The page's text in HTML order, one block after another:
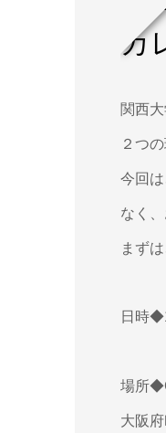
カ
関西
２つ
今回
なく
まず
日時
場所
大阪